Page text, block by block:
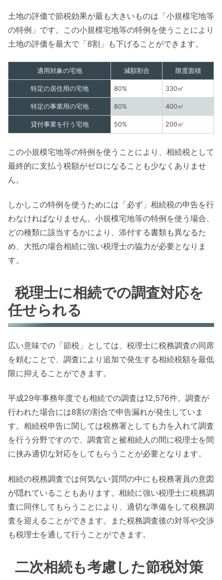
土地の評価で節税効果が最も大きいものは「小規模宅地等
の特例」です。この小規模宅地等の特例を使うことにより
土地の評価を最大で「8割」も下げることができます。
適用対象の宅地 減額割合 限度面積
特定の居住用の宅地 80% 330㎡
特定の事業用の宅地 80% 400㎡
貸付事業を行う宅地 50% 200㎡
この小規模宅地等の特例を使うことにより、相続税として
最終的に支払う税額がゼロになることも少なくありませ
ん。
しかしこの特例を使うためには「必ず」相続税の申告を行
わなければなりません。小規模宅地等の特例を使う場合、
どの種類に該当するかにより、添付する書類も異なるた
め、大抵の場合相続に強い税理士の協力が必要となりま
す。
税理士に相続での調査対応を
任せられる
広い意味での「節税」としては、税理士に税務調査の同席
を頼むことで、調査により追加で発生する相続税額を最低
限に抑えることができます。
平成29年事務年度でも相続での調査は12,576件。調査が
行われた場合には8割の割合で申告漏れが発生していま
す。相続税申告に関しては税務署としても力を入れて調査
を行う分野ですので、調査官と被相続人の間に税理士を間
に挟み適切な対応をしてもらうことが必要となります。
相続の税務調査では何気ない質問の中にも税務署員の意図
が隠れていることもあります。相続に強い税理士に税務調
査に同伴してもらうことにより、適切な準備をして税務調
査を迎えることができます。また税務調査後の対等や交渉
も税理士を通して行うことができます。
二次相続も考慮した節税対策